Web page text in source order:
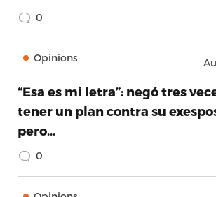
0
Opinions
“Esa es mi letra”: negó tres
tener un plan contra su
pero…
0